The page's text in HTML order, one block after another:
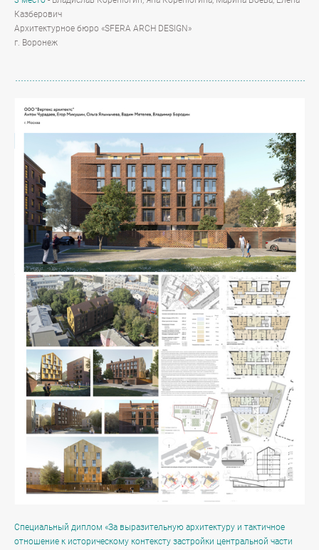
Казберович
Архитектурное бюро «SFERA ARСH DESIGN»
г. Воронеж
Специальный диплом «За выразительную архитектуру и тактичное
отношение к историческому контексту застройки центральной части